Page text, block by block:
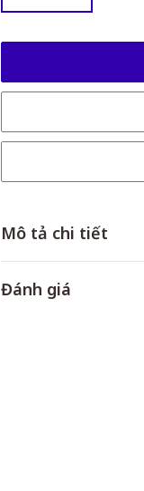
Mô tả chi tiết
Đánh giá